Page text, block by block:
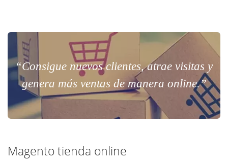
“Consigue nuevos clientes, atrae visitas y
genera más ventas de manera online.”
Magento tienda online